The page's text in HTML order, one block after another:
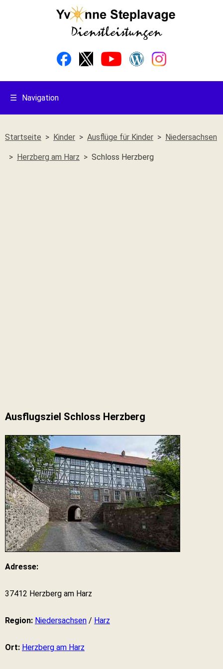
☰ Navigation
Startseite Kinder Ausflüge für Kinder Niedersachsen
Herzberg am Harz Schloss Herzberg
Ausflugsziel Schloss Herzberg
Adresse:
37412 Herzberg am Harz
Region: Niedersachsen / Harz
Ort: Herzberg am Harz